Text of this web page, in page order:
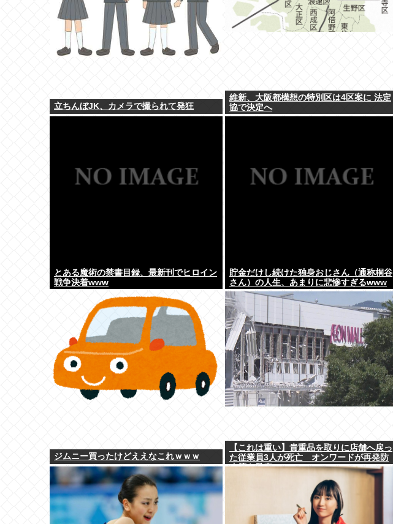
立ちんぼJK、カメラで撮られて発狂
維新、大阪都構想の特別区は4区案に 法定
協で決定へ
とある魔術の禁書目録、最新刊でヒロイン
戦争決着www
貯金だけし続けた独身おじさん（通称桐谷
さん）の人生、あまりに悲惨すぎるwww
ジムニー買ったけどええなこれｗｗｗ
【これは重い】貴重品を取りに店舗へ戻っ
た従業員3人が死亡 オンワードが再発防
止策を発表